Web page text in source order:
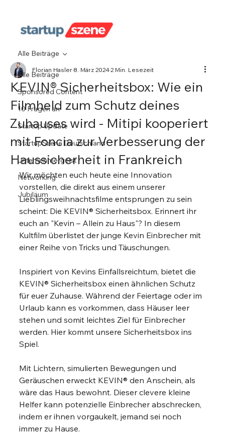
Alle Beiträge
Sponsored Content
10 Fragen an
Startup Update
StartupSzene Deutschland
Unternehmergeist
Networking
Jubiläum
Alle Beiträge
KEVIN® Sicherheitsbox: Wie ein
Filmheld zum Schutz deines
Zuhauses wird - Mitipi kooperiert
mit Foncia zur Verbesserung der
Haussicherheit in Frankreich
Florian Hasler8. März 20242 Min. Lesezeit
Wir möchten euch heute eine Innovation
vorstellen, die direkt aus einem unserer
Lieblingsweihnachtsfilme entsprungen zu sein
scheint: Die KEVIN® Sicherheitsbox. Erinnert ihr
euch an "Kevin – Allein zu Haus"? In diesem
Kultfilm überlistet der junge Kevin Einbrecher mit
einer Reihe von Tricks und Täuschungen.
Inspiriert von Kevins Einfallsreichtum, bietet die
KEVIN® Sicherheitsbox einen ähnlichen Schutz
für euer Zuhause. Während der Feiertage oder im
Urlaub kann es vorkommen, dass Häuser leer
stehen und somit leichtes Ziel für Einbrecher
werden. Hier kommt unsere Sicherheitsbox ins
Spiel.
Mit Lichtern, simulierten Bewegungen und
Geräuschen erweckt KEVIN® den Anschein, als
wäre das Haus bewohnt. Dieser clevere kleine
Helfer kann potenzielle Einbrecher abschrecken,
indem er ihnen vorgaukelt, jemand sei noch
immer zu Hause.